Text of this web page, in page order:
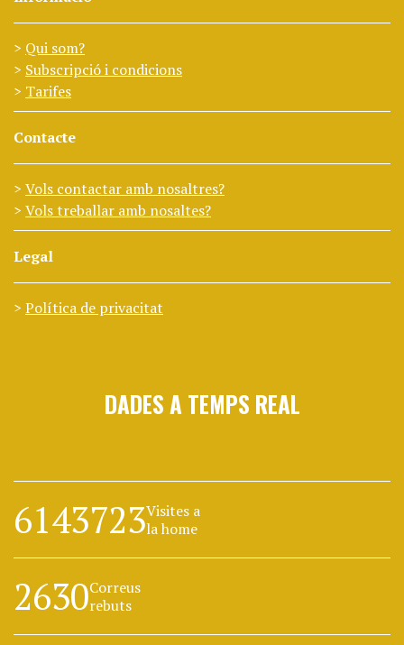
Qui som?
Subscripció i condicions
Tarifes
Contacte
Vols contactar amb nosaltres?
Vols treballar amb nosaltes?
Legal
Política de privacitat
DADES A TEMPS REAL
6143723Visites a
la home
2630Correus
rebuts